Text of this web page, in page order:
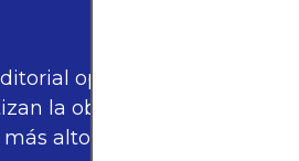
opera bajo pautas
la objetividad de la
altos estándares